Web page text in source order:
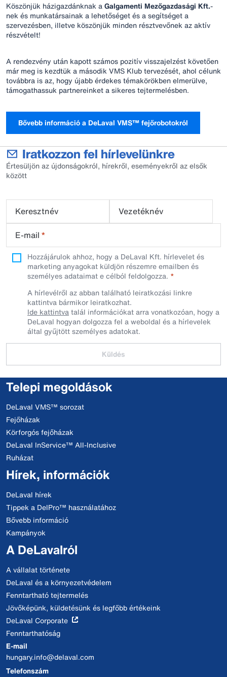
Köszönjük házigazdánknak aGalgamenti Mezőgazdasági Kft.-
nek és munkatársainak a lehetőséget és a segítséget a
szervezésben, illetve köszönjük minden résztvevőnek az aktív
részvételt!
A rendezvény után kapott számos pozitív visszajelzést követően
már meg is kezdtük a második VMS Klub tervezését, ahol célunk
továbbra is az, hogy újabb érdekes témakörökben elmerülve,
támogathassuk partnereinket a sikeres tejtermelésben.
Bővebb információ a DeLaval VMS™ fejőrobotokról
Iratkozzon fel hírlevelünkre
Értesüljön az újdonságokról, hírekről, eseményekről az elsők
között
Keresztnév
Vezetéknév
E-mail *
Hozzájárulok ahhoz, hogy a DeLaval Kft. hírlevelet és
marketing anyagokat küldjön részemre emailben és
személyes adataimat e célból feldolgozza.
A hírlevélről az abban található leiratkozási linkre
kattintva bármikor leiratkozhat.
Ide kattintvatalál információkat arra vonatkozóan, hogy a
DeLaval hogyan dolgozza fel a weboldal és a hírlevelek
által gyűjtött személyes adatokat.
Küldés
Telepi megoldások
DeLaval VMS™ sorozat
Fejőházak
Körforgós fejőházak
DeLaval InService™ All-Inclusive
Ruházat
Hírek, információk
DeLaval hírek
Tippek a DelPro™ használatához
Bővebb információ
Kampányok
A DeLavalról
A vállalat története
DeLaval és a környezetvédelem
Fenntartható tejtermelés
Jövőképünk, küldetésünk és legfőbb értékeink
DeLaval Corporate
Fenntarthatóság
E-mail
hungary.info@delaval.com
Telefonszám